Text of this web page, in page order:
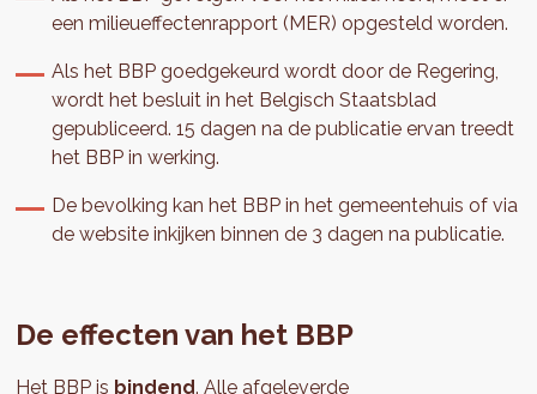
een milieueffectenrapport (MER) opgesteld worden.
Als het BBP goedgekeurd wordt door de Regering,
wordt het besluit in het Belgisch Staatsblad
gepubliceerd. 15 dagen na de publicatie ervan treedt
het BBP in werking.
De bevolking kan het BBP in het gemeentehuis of via
de website inkijken binnen de 3 dagen na publicatie.
De effecten van het BBP
Het BBP is bindend. Alle afgeleverde